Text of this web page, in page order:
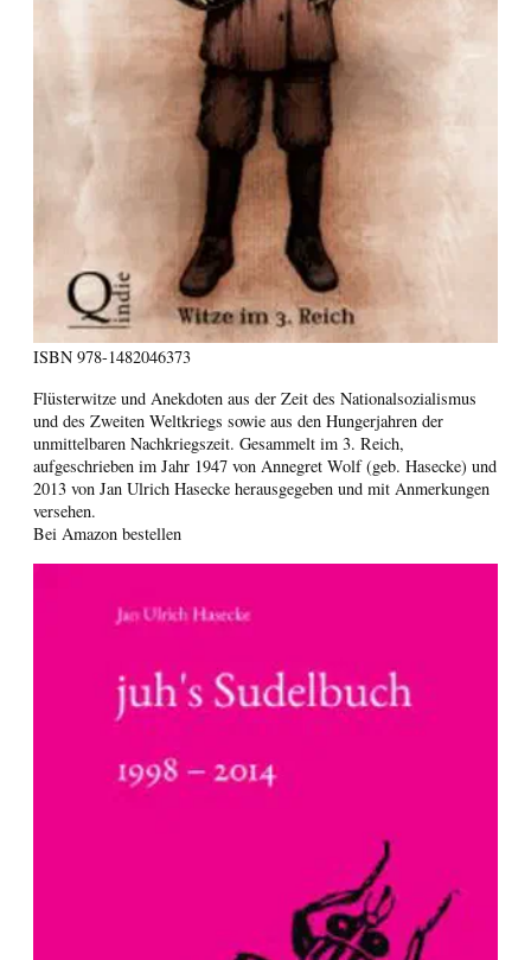
ISBN 978-1482046373
Flüsterwitze und Anekdoten aus der Zeit des Nationalsozialismus
und des Zweiten Weltkriegs sowie aus den Hungerjahren der
unmittelbaren Nachkriegszeit. Gesammelt im 3. Reich,
aufgeschrieben im Jahr 1947 von Annegret Wolf (geb. Hasecke) und
2013 von Jan Ulrich Hasecke herausgegeben und mit Anmerkungen
versehen.
Bei Amazon bestellen